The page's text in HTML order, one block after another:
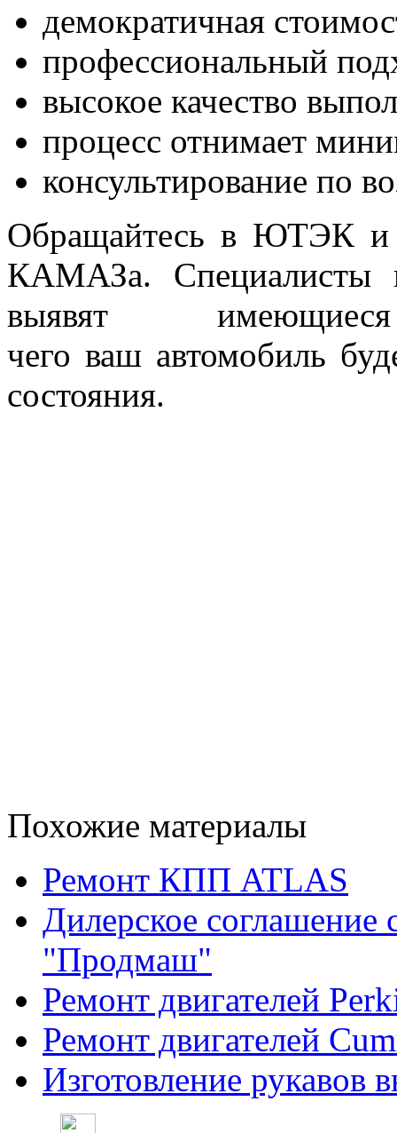
демократичная
профессиональный
высокое качество
процесс отнимает
консультирование по
Обращайтесь в ЮТЭК и
КАМАЗа. Специалисты
выявят
чего ваш автомобиль
состояния.
Похожие материалы
Ремонт КПП ATLAS
Дилерское
"Продмаш"
Ремонт двигателей
Ремонт двигателей
Изготовление рукавов